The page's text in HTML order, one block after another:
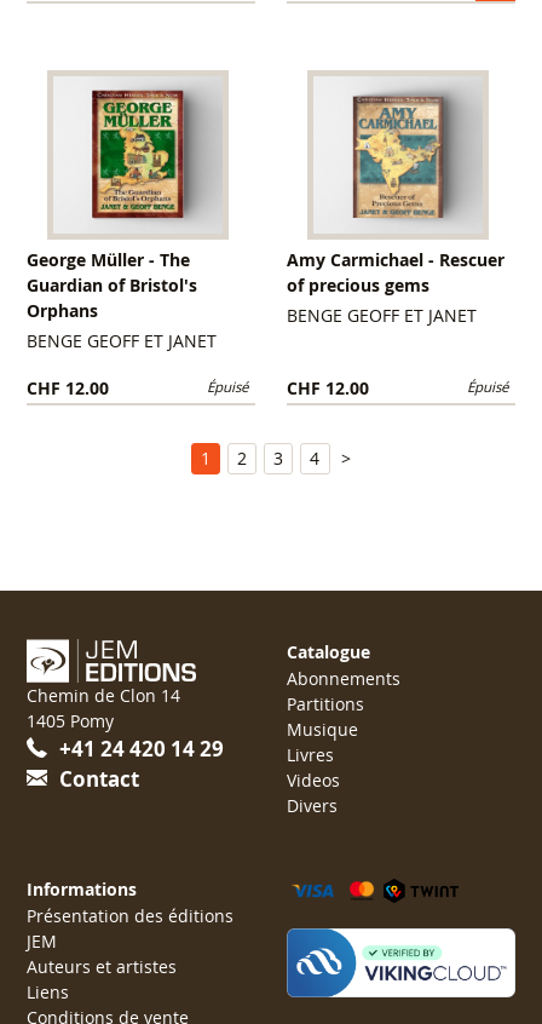
George Müller - The
Guardian of Bristol's
Orphans
BENGE GEOFF ET JANET
CHF 12.00 Épuisé
Amy Carmichael - Rescuer
of precious gems
BENGE GEOFF ET JANET
CHF 12.00 Épuisé
1 2 3 4 >
Chemin de Clon 14
1405 Pomy
+41 24 420 14 29
Contact
Catalogue
Abonnements
Partitions
Musique
Livres
Videos
Divers
Informations
Présentation des éditions
JEM
Auteurs et artistes
Liens
Conditions de vente